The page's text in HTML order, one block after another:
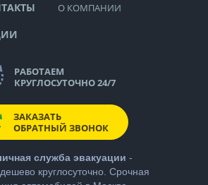
О КОМПАНИИ
РАБОТАЕМ
КРУГЛОСУТОЧНО 24/7
ЗАКАЗАТЬ
ОБРАТНЫЙ ЗВОНОК
служба эвакуации -
дешевокруглосуточно. Срочная